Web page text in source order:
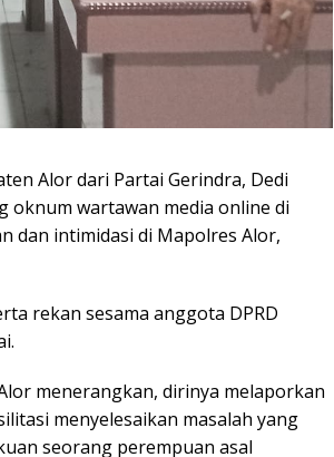
Alor dari Partai Gerindra, Dedi
oknum wartawan media online di
dan intimidasi di Mapolres Alor,
rekan sesama anggota DPRD
menerangkan, dirinya melaporkan
menyelesaikan masalah yang
seorang perempuan asal